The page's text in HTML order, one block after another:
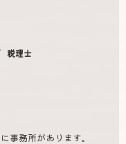
税理士
事務所があります。